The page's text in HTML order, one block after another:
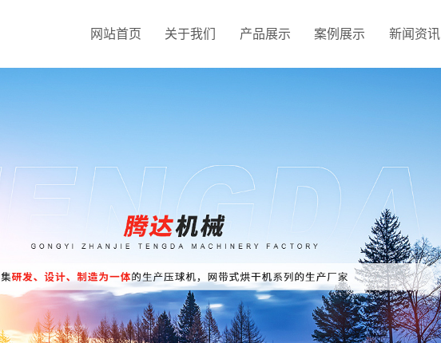
网站首页 关于我们 产品展示 案例展示 新闻资讯